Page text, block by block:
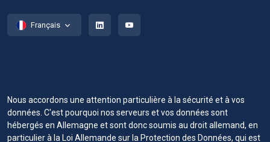
Français
Nous accordons une attention particulière à la sécurité et à vos
données. C'est pourquoi nos serveurs et vos données sont
hébergés en Allemagne et sont donc soumis au droit allemand, en
particulier à la Loi Allemande sur la Protection des Données, qui est